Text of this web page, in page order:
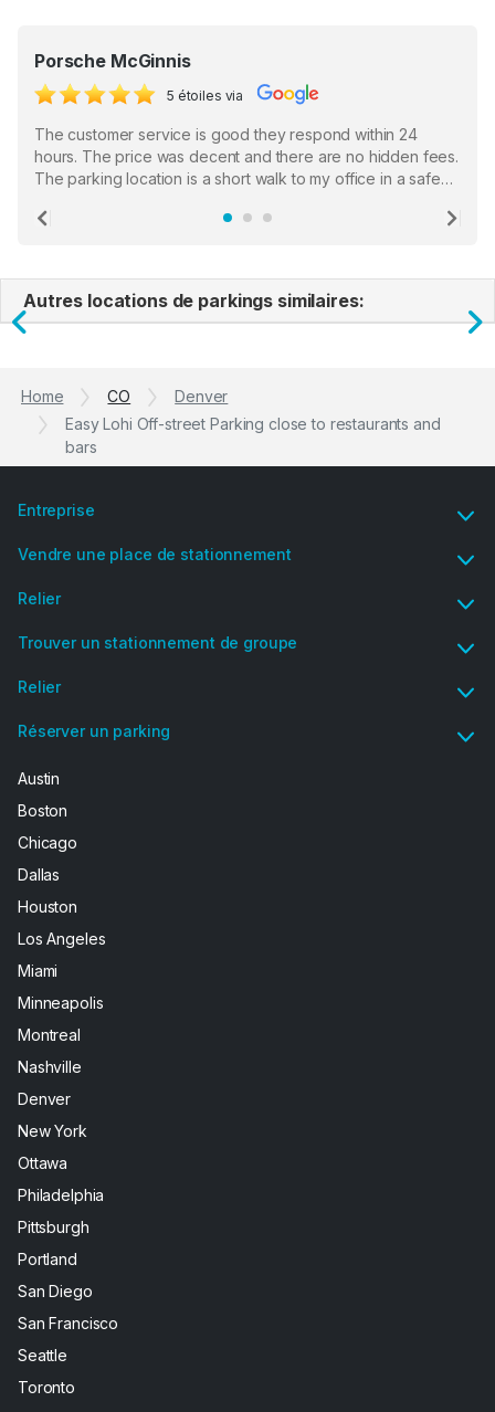
Porsche McGinnis
5 étoiles via
The customer service is good they respond within 24
hours. The price was decent and there are no hidden fees.
The parking location is a short walk to my office in a safe
the staff who serve as a third party in distributing the
Previous
Autres locations de parkings similaires:
Previous
Home CO
Denver
Easy Lohi Off-street Parking close to restaurants and
bars
Entreprise
Vendre une place de stationnement
Relier
Trouver un stationnement de groupe
Relier
Réserver un parking
Austin
Boston
Chicago
Dallas
Houston
Los Angeles
Miami
Minneapolis
Montreal
Nashville
Denver
New York
Ottawa
Philadelphia
Pittsburgh
Portland
San Diego
San Francisco
Seattle
Toronto